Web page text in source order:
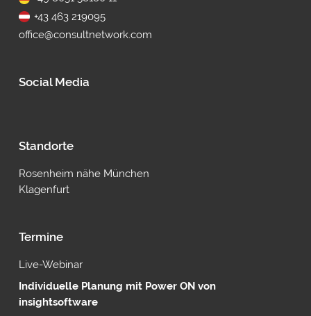
+43 463 219095
office@consultnetwork.com
Social Media
Standorte
Rosenheim nähe München
Klagenfurt
Termine
Live-Webinar
Individuelle Planung mit Power ON von
insightsoftware